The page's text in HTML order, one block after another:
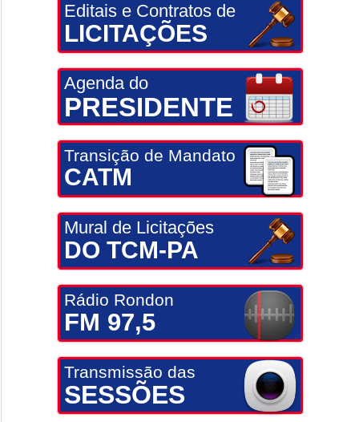
Editais e Contratos de
LICITAÇÕES
Agenda do
PRESIDENTE
Transição de Mandato
CATM
Mural de Licitações
DO TCM-PA
Rádio Rondon
FM 97,5
Transmissão das
SESSÕES